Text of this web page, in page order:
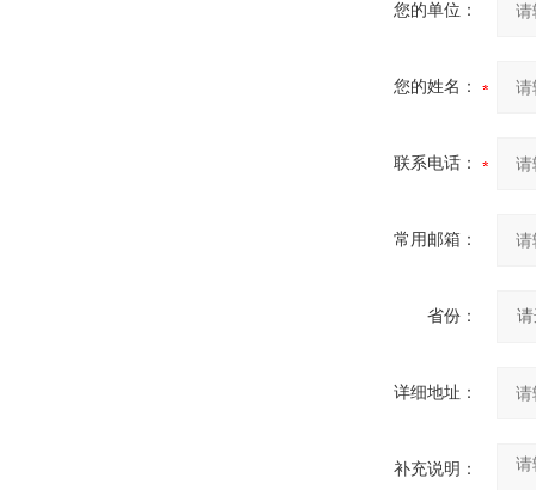
您的单位：
您的姓名：
联系电话：
常用邮箱：
省份：
详细地址：
补充说明：